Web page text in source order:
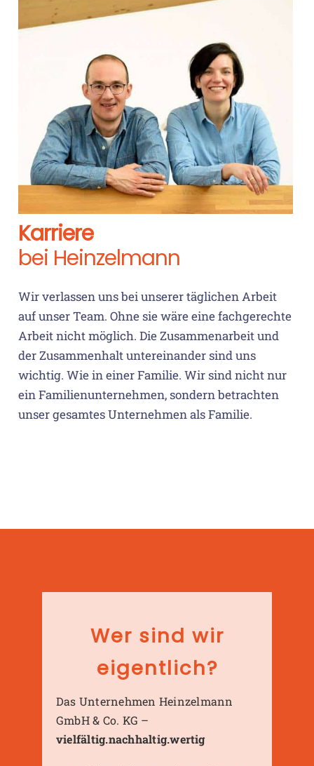
Karriere
bei Heinzelmann
Wir verlassen uns bei unserer täglichen Arbeit
auf unser Team. Ohne sie wäre eine fachgerechte
Arbeit nicht möglich. Die Zusammenarbeit und
der Zusammenhalt untereinander sind uns
wichtig. Wie in einer Familie. Wir sind nicht nur
ein Familienunternehmen, sondern betrachten
unser gesamtes Unternehmen als Familie.
Wer sind wir
eigentlich?
Das Unternehmen Heinzelmann
GmbH & Co. KG –
vielfältig.nachhaltig.wertig